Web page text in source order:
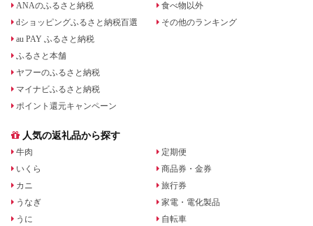
ANAのふるさと納税
dショッピングふるさと納税百選
au PAY ふるさと納税
ふるさと本舗
ヤフーのふるさと納税
マイナビふるさと納税
ポイント還元キャンペーン
食べ物以外
その他のランキング
人気の返礼品から探す
牛肉
いくら
カニ
うなぎ
うに
定期便
商品券・金券
旅行券
家電・電化製品
自転車